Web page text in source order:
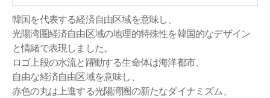
韓国を代表する経済自由区域を意味し、
光陽湾圏経済自由区域の地理的特殊性を韓国的なデザイン
と情緒で表現しました。
ロゴ上段の水流と躍動する生命体は海洋都市、
自由な経済自由区域を意味し、
赤色の丸は上進する光陽湾圏の新たなダイナミズム、